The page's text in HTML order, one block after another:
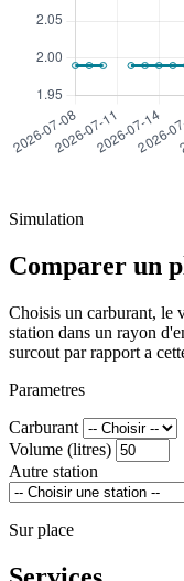
Simulation
Comparer un
Choisis un carburant, le
station dans un rayon
surcout par rapport a
Parametres
Carburant
Volume (litres)
Autre station
Sur place